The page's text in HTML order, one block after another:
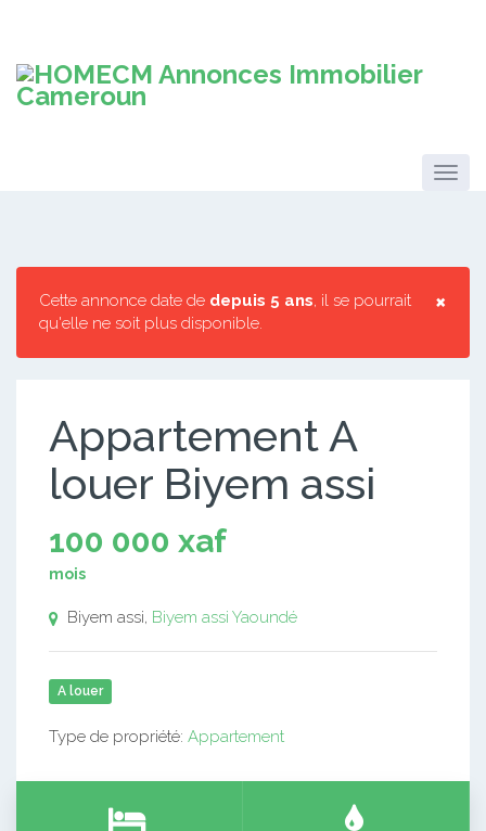
×
Cette annonce date de depuis 5 ans, il se pourrait
qu'elle ne soit plus disponible.
Appartement A
louer Biyem assi
100 000 xaf
mois
Biyem assi, Biyem assi Yaoundé
A louer
Type de propriété: Appartement